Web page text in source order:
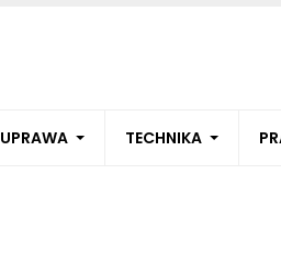
UPRAWA TECHNIKA